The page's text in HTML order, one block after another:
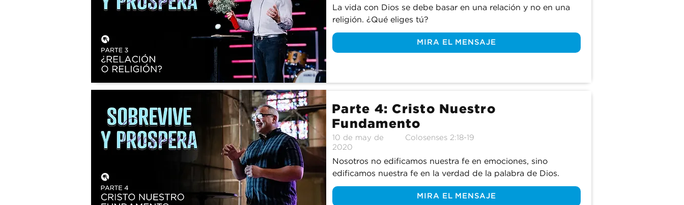
La vida con Dios se debe basar en una relación y no en una
religión. ¿Qué eliges tú?
MIRA EL MENSAJE
Parte 4: Cristo Nuestro
Fundamento
10 de may de
2020
Colosenses 2:18-19
Nosotros no edificamos nuestra fe en emociones, sino
edificamos nuestra fe en la verdad de la palabra de Dios.
MIRA EL MENSAJE